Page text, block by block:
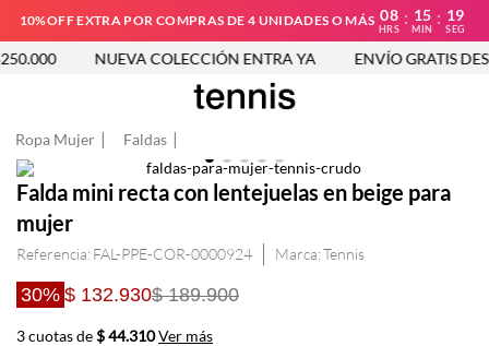
10%OFF EXTRA POR COMPRAS DE 4 UNIDADES O MÁS 08
HRS
: 15
MIN
: 19
SEG
NUEVA COLECCIÓN ENTRA YA ENVÍO GRATIS
Ropa Mujer Faldas
Falda mini recta con lentejuelas en beige para
mujer
Referencia: FAL-PPE-COR-0000924 Tennis
30% $ 132.930$ 189.900
3 cuotas de$ 44.310Ver más